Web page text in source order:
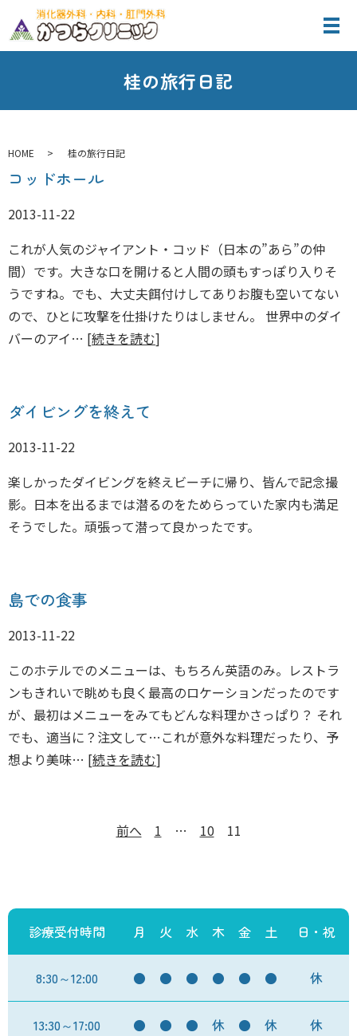
桂の旅行日記
HOME 桂の旅行日記
コッドホール
2013-11-22
これが人気のジャイアント・コッド（日本の”あら”の仲
間）です。大きな口を開けると人間の頭もすっぽり入りそ
うですね。でも、大丈夫餌付けしてありお腹も空いてない
ので、ひとに攻撃を仕掛けたりはしません。 世界中のダイ
バーのアイ… [続きを読む]
ダイビングを終えて
2013-11-22
楽しかったダイビングを終えビーチに帰り、皆んで記念撮
影。日本を出るまでは潜るのをためらっていた家内も満足
そうでした。頑張って潜って良かったです。
島での食事
2013-11-22
このホテルでのメニューは、もちろん英語のみ。レストラ
ンもきれいで眺めも良く最高のロケーションだったのです
が、最初はメニューをみてもどんな料理かさっぱり？ それ
でも、適当に？注文して…これが意外な料理だったり、予
想より美味… [続きを読む]
前へ 1 … 10 11
診療受付時間 月 火 水 木 金 土 日・祝
8:30～12:00 ● ● ● ● ● ● 休
13:30～17:00 ● ● ● 休 ● 休 休